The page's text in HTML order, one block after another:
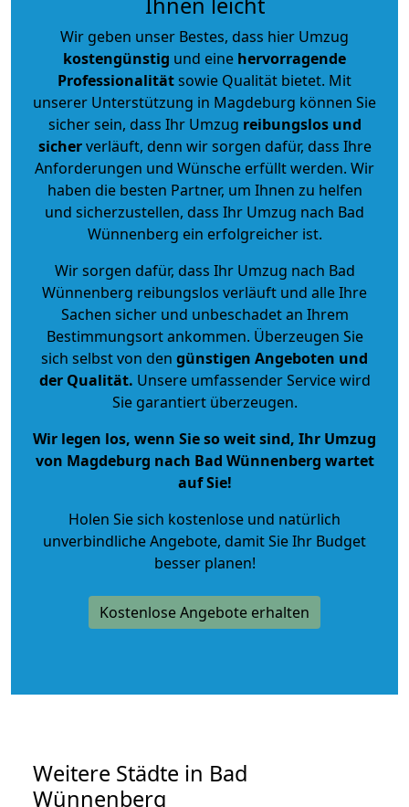
Wir geben unser Bestes, dass hier Umzug
kostengünstig und eine hervorragende
Professionalitätsowie Qualität bietet. Mit
unserer Unterstützung in Magdeburg können Sie
sicher sein, dass Ihr Umzug reibungslos und
sicherverläuft, denn wir sorgen dafür, dass Ihre
Anforderungen und Wünsche erfüllt werden. Wir
haben die besten Partner, um Ihnen zu helfen
und sicherzustellen, dass Ihr Umzug nach Bad
Wünnenberg ein erfolgreicher ist.
Wir sorgen dafür, dass Ihr Umzug nach Bad
Wünnenberg reibungslos verläuft und alle Ihre
Sachen sicher und unbeschadet an Ihrem
Bestimmungsort ankommen. Überzeugen Sie
sich selbst von den günstigen Angeboten und
der Qualität. Unsere umfassender Service wird
Sie garantiert überzeugen.
Wir legen los, wenn Sie so weit sind, Ihr Umzug
von Magdeburg nach Bad Wünnenberg wartet
auf Sie!
Holen Sie sich kostenlose und natürlich
unverbindliche Angebote, damit Sie Ihr Budget
besser planen!
Kostenlose Angebote erhalten
Weitere Städte in Bad
Wünnenberg